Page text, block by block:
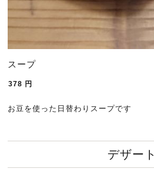
スープ
378 円
お豆を使った日替わりスープです
デザート